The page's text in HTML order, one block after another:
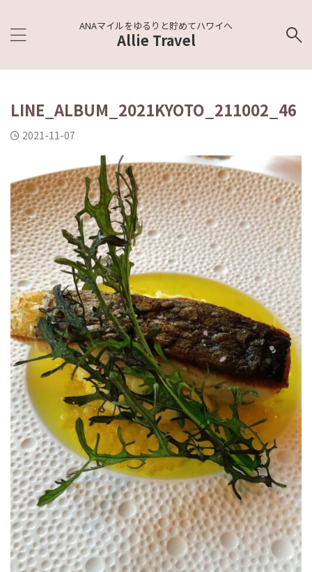
ANAマイルをゆるりと貯めてハワイへ
Allie Travel
LINE_ALBUM_2021KYOTO_211002_46
2021-11-07